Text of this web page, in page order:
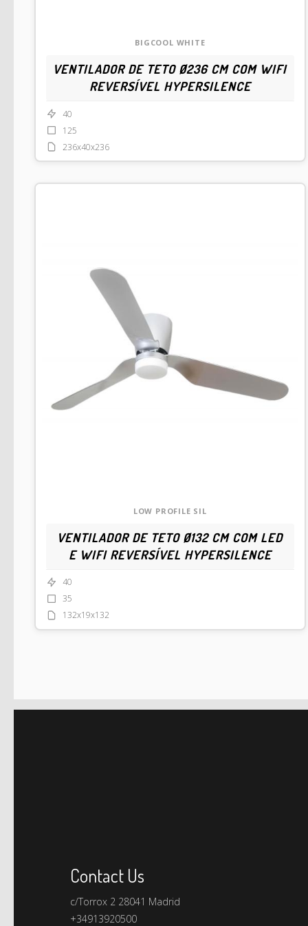
BIGCOOL WHITE
VENTILADOR DE TETO Ø236 CM COM WIFI
REVERSÍVEL HYPERSILENCE
40
125
236x40x236
LOW PROFILE SIL
VENTILADOR DE TETO Ø132 CM COM LED
E WIFI REVERSÍVEL HYPERSILENCE
40
35
132x19x132
Contact Us
c/Torrox 2 28041 Madrid
+34913920500